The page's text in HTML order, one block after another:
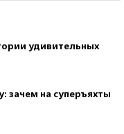
удивительных
зачем на суперъяхты